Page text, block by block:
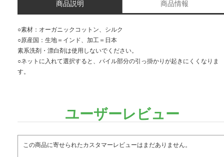
商品説明 商品情報
○素材：オーガニックコットン、シルク
○原産国：生地＝インド、加工＝日本
素系洗剤・漂白剤は使用しないでください。
○ネットに入れて選択すると、パイル部分の引っ掛かりが起きにくくなりま
す。
ユーザーレビュー
この商品に寄せられたカスタマーレビューはまだありません。